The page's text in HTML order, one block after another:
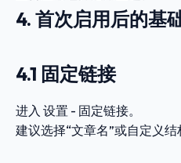
4. 首次启用后的基
4.1 固定链接
进入 设置 - 固定链接。
建议选择“文章名”或自定义结